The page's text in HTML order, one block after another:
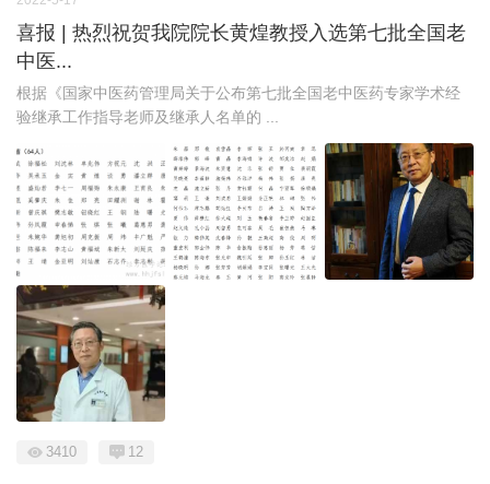
喜报 | 热烈祝贺我院院长黄煌教授入选第七批全国老
中医...
根据《国家中医药管理局关于公布第七批全国老中医药专家学术经
验继承工作指导老师及继承人名单的 ...
3410 12